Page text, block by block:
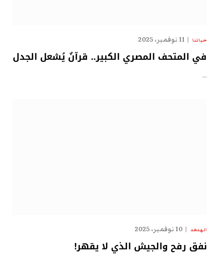
حياتنا 11 نوفمبر، 2025
في المتحف المصري الكبير.. قرآنٌ يُشعل الجدل
…
الهدهد 10 نوفمبر، 2025
نفق رفح والجيش الذي لا يقهر!